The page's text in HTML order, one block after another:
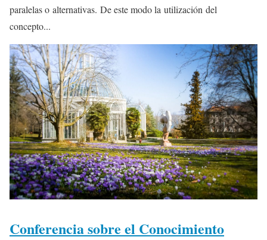
paralelas o alternativas. De este modo la utilización del
concepto...
Conferencia sobre el Conocimiento